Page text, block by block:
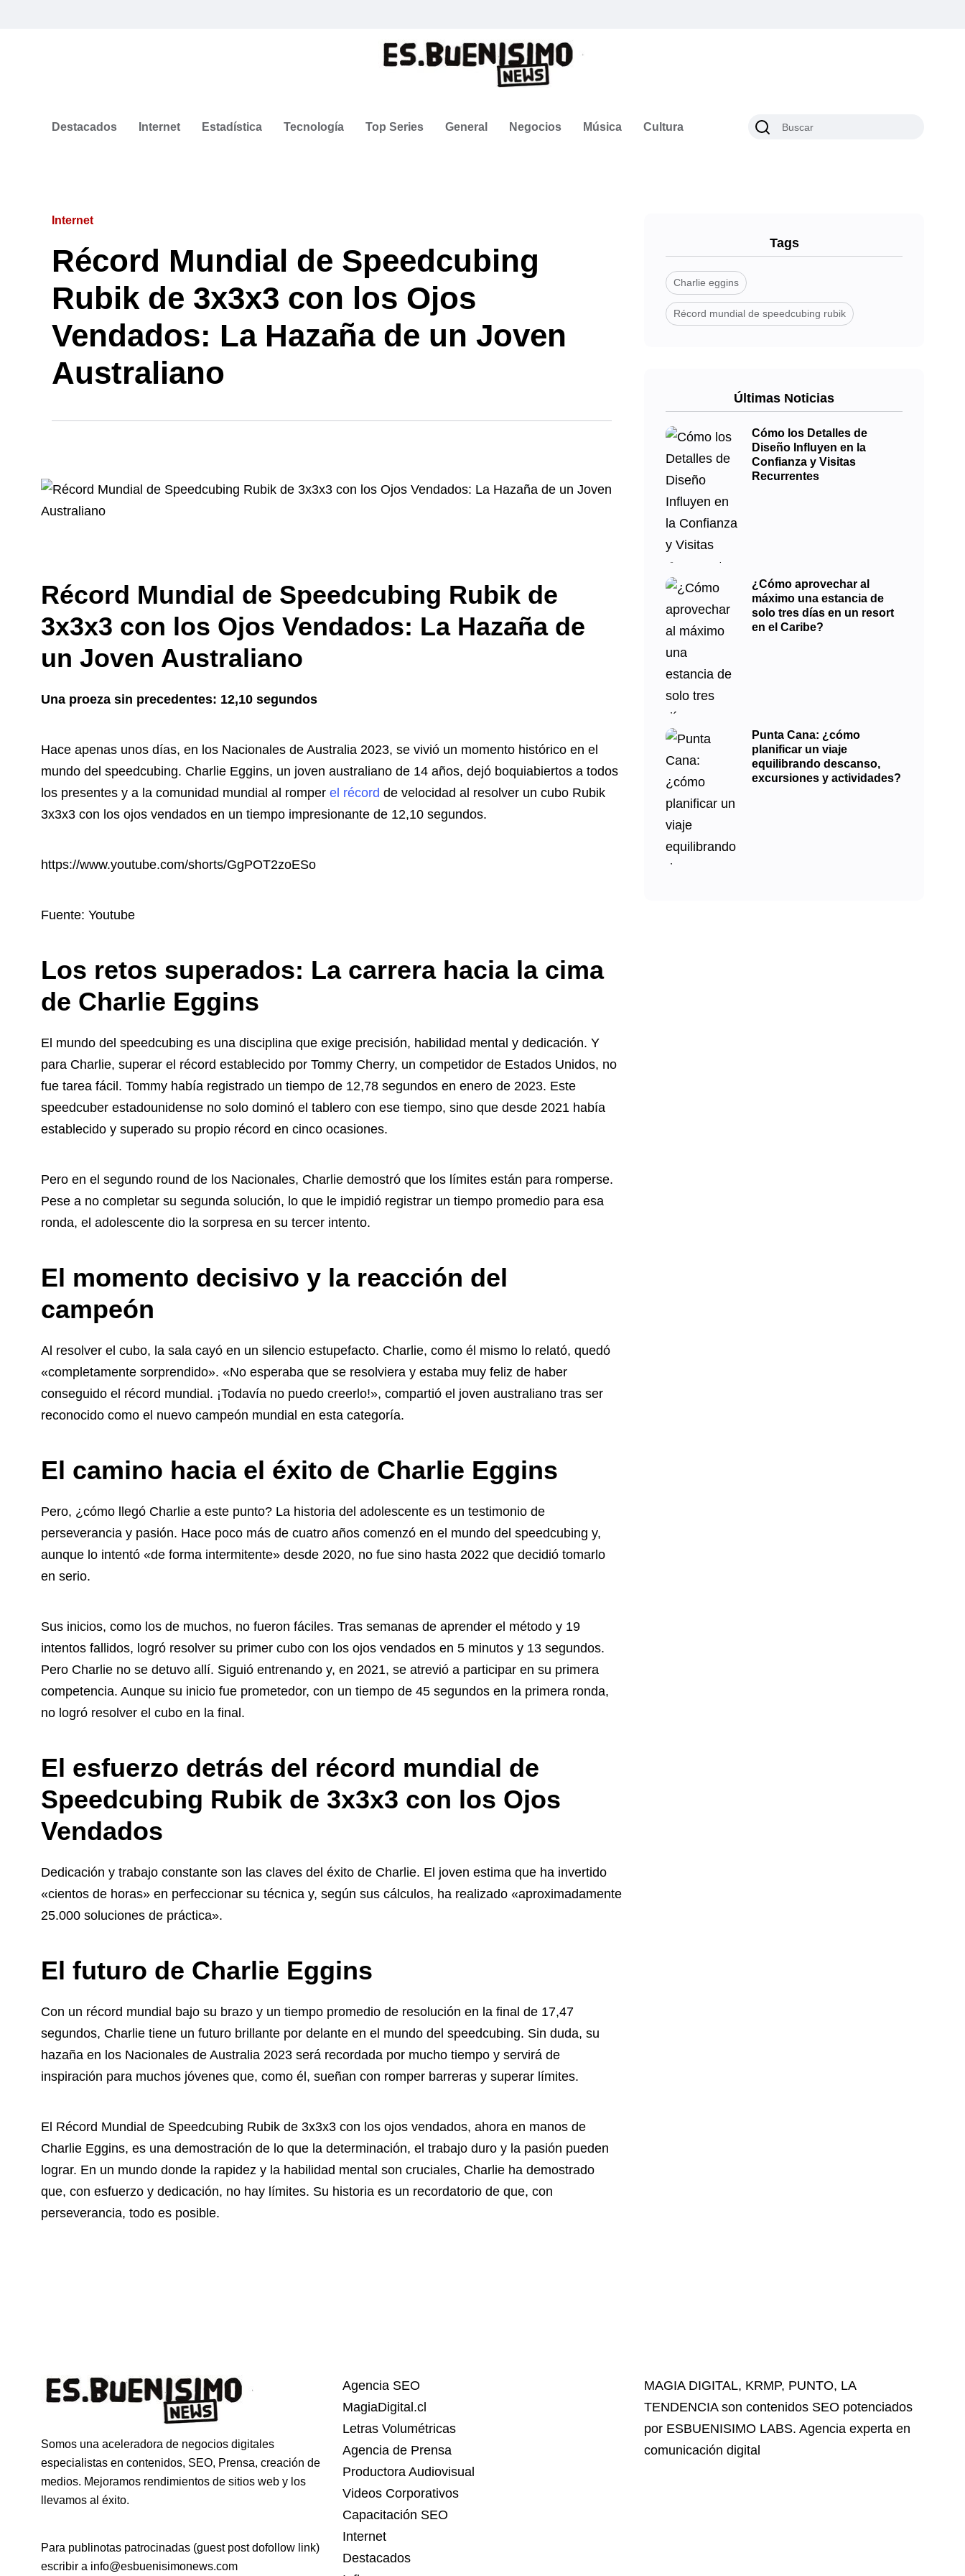
Destacados Internet Estadística Tecnología Top Series General Negocios Música Cultura
Internet
Récord Mundial de Speedcubing
Rubik de 3x3x3 con los Ojos
Vendados: La Hazaña de un Joven
Australiano
Récord Mundial de Speedcubing Rubik de
3x3x3 con los Ojos Vendados: La Hazaña de
un Joven Australiano
Una proeza sin precedentes: 12,10 segundos
Hace apenas unos días, en los Nacionales de Australia 2023, se vivió un momento histórico en el
mundo del speedcubing. Charlie Eggins, un joven australiano de 14 años, dejó boquiabiertos a todos
los presentes y a la comunidad mundial al romper el récord de velocidad al resolver un cubo Rubik
3x3x3 con los ojos vendados en un tiempo impresionante de 12,10 segundos.
https://www.youtube.com/shorts/GgPOT2zoESo
Fuente: Youtube
Los retos superados: La carrera hacia la cima
de Charlie Eggins
El mundo del speedcubing es una disciplina que exige precisión, habilidad mental y dedicación. Y
para Charlie, superar el récord establecido por Tommy Cherry, un competidor de Estados Unidos, no
fue tarea fácil. Tommy había registrado un tiempo de 12,78 segundos en enero de 2023. Este
speedcuber estadounidense no solo dominó el tablero con ese tiempo, sino que desde 2021 había
establecido y superado su propio récord en cinco ocasiones.
Pero en el segundo round de los Nacionales, Charlie demostró que los límites están para romperse.
Pese a no completar su segunda solución, lo que le impidió registrar un tiempo promedio para esa
ronda, el adolescente dio la sorpresa en su tercer intento.
El momento decisivo y la reacción del
campeón
Al resolver el cubo, la sala cayó en un silencio estupefacto. Charlie, como él mismo lo relató, quedó
«completamente sorprendido». «No esperaba que se resolviera y estaba muy feliz de haber
conseguido el récord mundial. ¡Todavía no puedo creerlo!», compartió el joven australiano tras ser
reconocido como el nuevo campeón mundial en esta categoría.
El camino hacia el éxito de Charlie Eggins
Pero, ¿cómo llegó Charlie a este punto? La historia del adolescente es un testimonio de
perseverancia y pasión. Hace poco más de cuatro años comenzó en el mundo del speedcubing y,
aunque lo intentó «de forma intermitente» desde 2020, no fue sino hasta 2022 que decidió tomarlo
en serio.
Sus inicios, como los de muchos, no fueron fáciles. Tras semanas de aprender el método y 19
intentos fallidos, logró resolver su primer cubo con los ojos vendados en 5 minutos y 13 segundos.
Pero Charlie no se detuvo allí. Siguió entrenando y, en 2021, se atrevió a participar en su primera
competencia. Aunque su inicio fue prometedor, con un tiempo de 45 segundos en la primera ronda,
no logró resolver el cubo en la final.
El esfuerzo detrás del récord mundial de
Speedcubing Rubik de 3x3x3 con los Ojos
Vendados
Dedicación y trabajo constante son las claves del éxito de Charlie. El joven estima que ha invertido
«cientos de horas» en perfeccionar su técnica y, según sus cálculos, ha realizado «aproximadamente
25.000 soluciones de práctica».
El futuro de Charlie Eggins
Con un récord mundial bajo su brazo y un tiempo promedio de resolución en la final de 17,47
segundos, Charlie tiene un futuro brillante por delante en el mundo del speedcubing. Sin duda, su
hazaña en los Nacionales de Australia 2023 será recordada por mucho tiempo y servirá de
inspiración para muchos jóvenes que, como él, sueñan con romper barreras y superar límites.
El Récord Mundial de Speedcubing Rubik de 3x3x3 con los ojos vendados, ahora en manos de
Charlie Eggins, es una demostración de lo que la determinación, el trabajo duro y la pasión pueden
lograr. En un mundo donde la rapidez y la habilidad mental son cruciales, Charlie ha demostrado
que, con esfuerzo y dedicación, no hay límites. Su historia es un recordatorio de que, con
perseverancia, todo es posible.
Tags
Charlie eggins
Récord mundial de speedcubing rubik
Últimas Noticias
Cómo los Detalles de
Diseño Influyen en la
Confianza y Visitas
Recurrentes
¿Cómo aprovechar al
máximo una estancia de
solo tres días en un resort
en el Caribe?
Punta Cana: ¿cómo
planificar un viaje
equilibrando descanso,
excursiones y actividades?
Somos una aceleradora de negocios digitales
especialistas en contenidos, SEO, Prensa, creación de
medios. Mejoramos rendimientos de sitios web y los
llevamos al éxito.
Para publinotas patrocinadas (guest post dofollow link)
escribir a info@esbuenisimonews.com
Agencia SEO
MagiaDigital.cl
Letras Volumétricas
Agencia de Prensa
Productora Audiovisual
Videos Corporativos
Capacitación SEO
Internet
Destacados
MAGIA DIGITAL, KRMP, PUNTO, LA
TENDENCIAson contenidos SEO potenciados
por ESBUENISIMO LABS. Agencia experta en
comunicación digital